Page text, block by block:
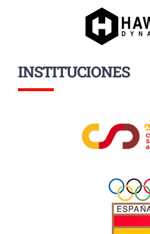
INSTITUCIONES